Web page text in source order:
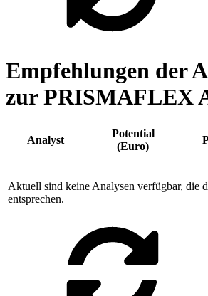
Empfehlungen der
zur PRISMAFLEX
Analyst
Potential
(Euro)
Aktuell sind keine Analysen verfügbar, die
entsprechen.